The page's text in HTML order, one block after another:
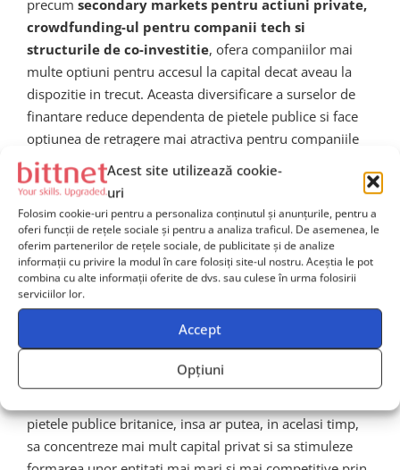
Acest site utilizează cookie-
uri
Folosim cookie-uri pentru a personaliza conținutul și anunțurile, pentru a
oferi funcții de rețele sociale și pentru a analiza traficul. De asemenea, le
oferim partenerilor de rețele sociale, de publicitate și de analize
informații cu privire la modul în care folosiți site-ul nostru. Aceștia le pot
combina cu alte informații oferite de dvs. sau culese în urma folosirii
serviciilor lor.
Accept
Opțiuni
precum secondary markets pentru actiuni private,
crowdfunding-ul pentru companii tech si
structurile de co-investitie, ofera companiilor mai
multe optiuni pentru accesul la capital decat aveau la
dispozitie in trecut. Aceasta diversificare a surselor de
finantare reduce dependenta de pietele publice si face
optiunea de retragere mai atractiva pentru companiile
care simt ca costurile depasite beneficiile listarii.
Impactul asupra ecosistemului de
date si analytics din Regatul Unit
Regatul Unit are un ecosistem vibrant de companii
specializate indata analytics, business intelligence
, iar AIM a jucat un rol important in
finantarea multor dintre aceste companii in stadiile lor
de crestere. O tendinta de delistare in masa ar putea
pietele publice britanice, insa ar putea, in acelasi timp,
sa concentreze mai mult capital privat si sa stimuleze